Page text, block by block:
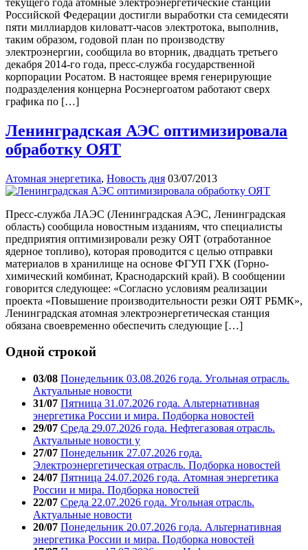
Российской Федерации достигли выработки ста семидесяти
пяти миллиардов киловатт-часов электротока, выполнив,
таким образом, годовой план по производству
электроэнергии, сообщила во вторник, двадцать третьего
декабря 2014-го года, пресс-служба государственной
корпорации Росатом. В настоящее время генерирующие
подразделения концерна Росэнергоатом работают сверх
графика по […]
Ленинградская АЭС оптимизировала
обработку ОЯТ
Атомная энергетика, Новость дня 03/07/2013
Пресс-служба ЛАЭС (Ленинградская АЭС, Ленинградская
область) сообщила новостным изданиям, что специалисты
предприятия оптимизировали резку ОЯТ (отработанное
ядерное топливо), которая проводится с целью отправки
материалов в хранилище на основе ФГУП ГХК (Горно-
химический комбинат, Краснодарский край). В сообщении
говорится следующее: «Согласно условиям реализации
проекта «Повышение производительности резки ОЯТ РБМК»,
Ленинградская атомная электроэнергетическая станция
обязана своевременно обеспечить следующие […]
Одной строкой
03/08 Понедельник 03.08.2026 года. Угольная отрасль.
Актуальные новости
31/07 Пятница 31.07.2026 года. Альтернативная
энергетика России и мира. Подборка новостей
29/07 Среда 29.07.2026 года. Нефтегазовая отрасль.
Актуальные новости у
27/07 Понедельник 27.07.2026 года.
Электроэнергетическая отрасль. Подборка новостей
24/07 Пятница 24.07.2026 года. Атомная энергетика
России и мира. Подборка новостей
22/07 Среда 22.07.2026 года. Угольная отрасль.
Актуальные новости
20/07 Понедельник 20.07.2026 года. Альтернативная
энергетика России и мира. Подборка новостей